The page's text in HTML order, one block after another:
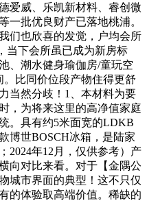
爱威、乐凯新材料、睿创微
一批优良财产已落地桃浦。
们也欣喜的发觉，户均会所
当下会所虽已成为新房标
、潮水健身瑜伽房/童玩空
比同价位段产物住得更舒
当然分歧！1、本材料为要
，为将来这里的高净值家庭
。具有约5米面宽的LDKB
博世BOSCH冰箱，是陆家
2024年12月，仅供参考）产
向对比来看。对于【金隅公
城市界面的典型！这不只仅
的体验取高端价值。稀缺的